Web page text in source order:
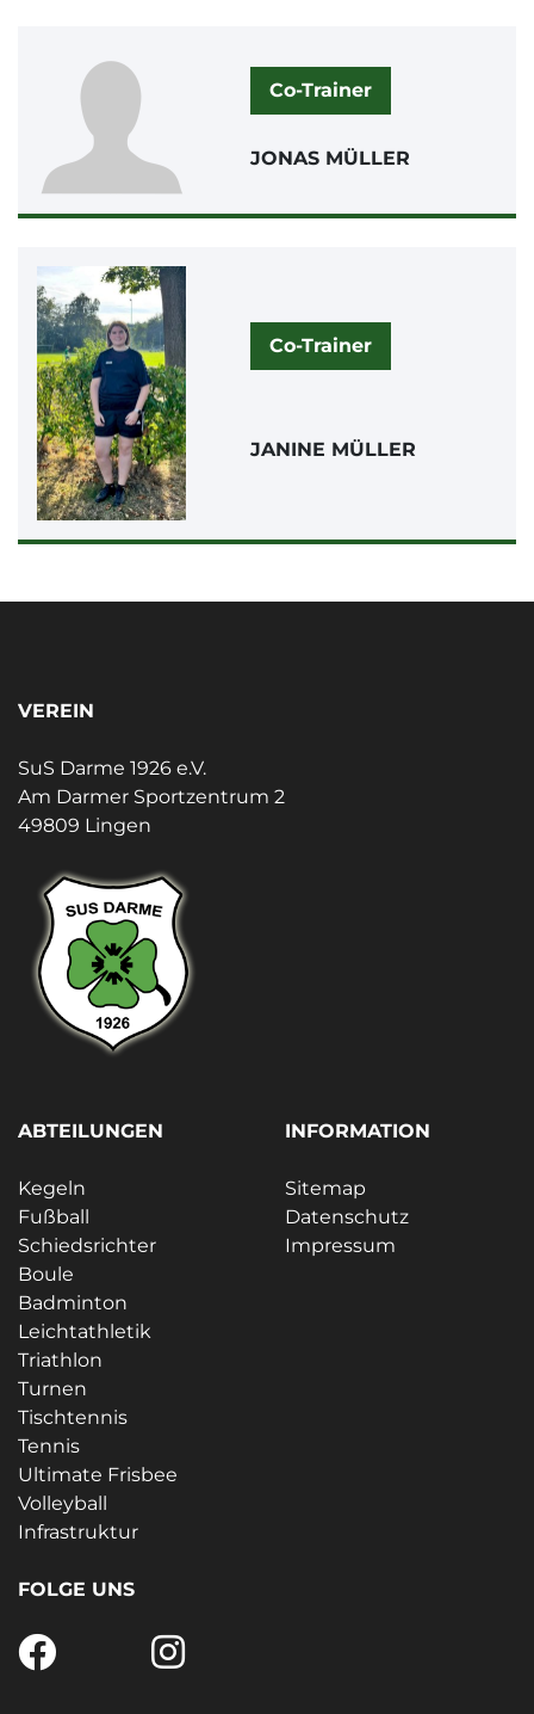
Co-Trainer
JONAS MÜLLER
Co-Trainer
JANINE MÜLLER
VEREIN
SuS Darme 1926 e.V.
Am Darmer Sportzentrum 2
49809 Lingen
ABTEILUNGEN
Kegeln
Fußball
Schiedsrichter
Boule
Badminton
Leichtathletik
Triathlon
Turnen
Tischtennis
Tennis
Ultimate Frisbee
Volleyball
Infrastruktur
INFORMATION
Sitemap
Datenschutz
Impressum
FOLGE UNS